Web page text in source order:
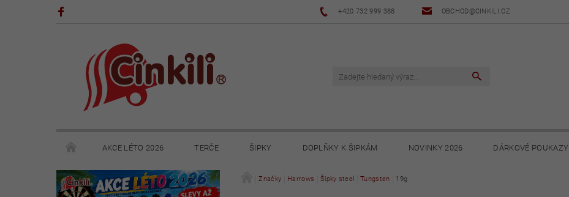
+420 732 999 388 OBCHOD@CINKILI.CZ
AKCE LÉTO 2026 TERČE ŠIPKY DOPLŇKY K ŠIPKÁM NOVINKY 2026 DÁRKOVÉ POUKAZY
POHÁRY A TROFEJE VÝPRODEJ HRY NOVINKY 2025 NOVINKY 2024
Značky Harrows Šipky steel Tungsten 19g